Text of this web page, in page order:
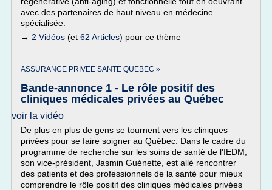
avec des partenaires de haut niveau en médecine
spécialisée.
→ 2 Vidéos (et 62 Articles) pour ce thème
ASSURANCE PRIVEE SANTE QUEBEC »
Bande-annonce 1 - Le rôle positif des
cliniques médicales privées au Québec
voir la vidéo
De plus en plus de gens se tournent vers les cliniques
privées pour se faire soigner au Québec. Dans le cadre du
programme de recherche sur les soins de santé de l'IEDM,
son vice-président, Jasmin Guénette, est allé rencontrer
des patients et des professionnels de la santé pour mieux
comprendre le rôle positif des cliniques médicales privées